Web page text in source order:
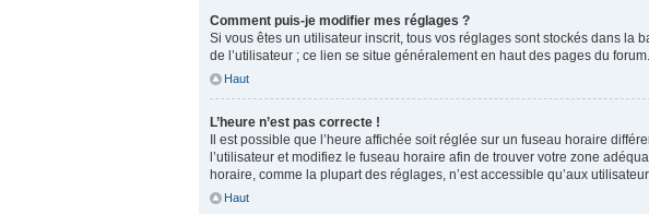
Comment puis-je modifier mes réglages ?
Si vous êtes un utilisateur inscrit, tous vos réglages sont stockés dans la
de l’utilisateur ; ce lien se situe généralement en haut des pages du
Haut
L’heure n’est pas correcte !
Il est possible que l’heure affichée soit réglée sur un fuseau horaire
l’utilisateur et modifiez le fuseau horaire afin de trouver votre zone
horaire, comme la plupart des réglages, n’est accessible qu’aux
Haut